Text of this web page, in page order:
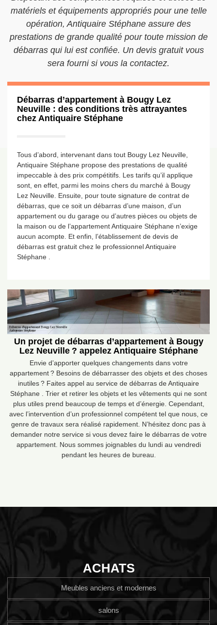
matériels et équipements appropriés pour une telle
opération, Antiquaire Stéphane assure des
prestations de grande qualité pour toute mission de
débarras qui lui est confiée. Un devis gratuit vous
sera fourni si vous la contactez.
Débarras d’appartement à Bougy Lez
Neuville : des conditions très attrayantes
chez Antiquaire Stéphane
Tous d’abord, intervenant dans tout Bougy Lez Neuville,
Antiquaire Stéphane propose des prestations de qualité
impeccable à des prix compétitifs. Les tarifs qu’il applique
sont, en effet, parmi les moins chers du marché à Bougy
Lez Neuville. Ensuite, pour toute signature de contrat de
débarras, que ce soit un débarras d’une maison, d’un
appartement ou du garage ou d’autres pièces ou objets de
la maison ou de l’appartement Antiquaire Stéphane n’exige
aucun acompte. Et enfin, l’établissement de devis de
débarras est gratuit chez le professionnel Antiquaire
Stéphane .
Un projet de débarras d’appartement à Bougy
Lez Neuville ? appelez Antiquaire Stéphane
Envie d’apporter quelques changements dans votre
appartement ? Besoins de débarrasser des objets et des choses
inutiles ? Faites appel au service de débarras de Antiquaire
Stéphane . Trier et retirer les objets et les vêtements qui ne sont
plus utiles prend beaucoup de temps et d’énergie. Cependant,
avec l’intervention d’un professionnel compétent tel que nous, ce
genre de travaux sera réalisé rapidement. N’hésitez donc pas à
demander notre service si vous devez faire le débarras de votre
appartement. Nous sommes joignables du lundi au vendredi
pendant les heures de bureau.
ACHATS
Meubles anciens et modernes
salons